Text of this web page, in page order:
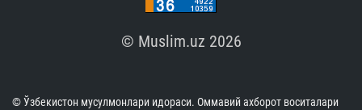
© Muslim.uz 2026
© Ўзбекистон мусулмонлари идораси. Оммавий ахборот воситалари